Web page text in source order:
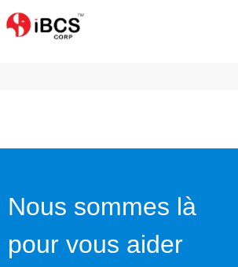
Nous sommes là
pour vous aider